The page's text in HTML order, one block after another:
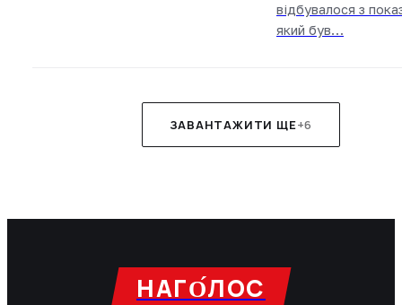
відбувалося з
який був…
ЗАВАНТАЖИТИ ЩЕ+6
НАГО́ЛОC